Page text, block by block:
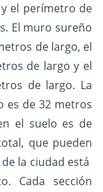
el perímetro de
El muro sureño
de largo, el
de largo y el
de largo. La
es de 32 metros
el suelo es de
que pueden
la ciudad está
Cada sección